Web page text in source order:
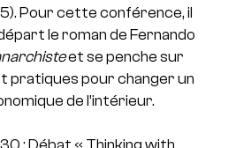
Pour cette conférence, il
le roman de Fernando
et se penche sur
pratiques pour changer un
de l’intérieur.